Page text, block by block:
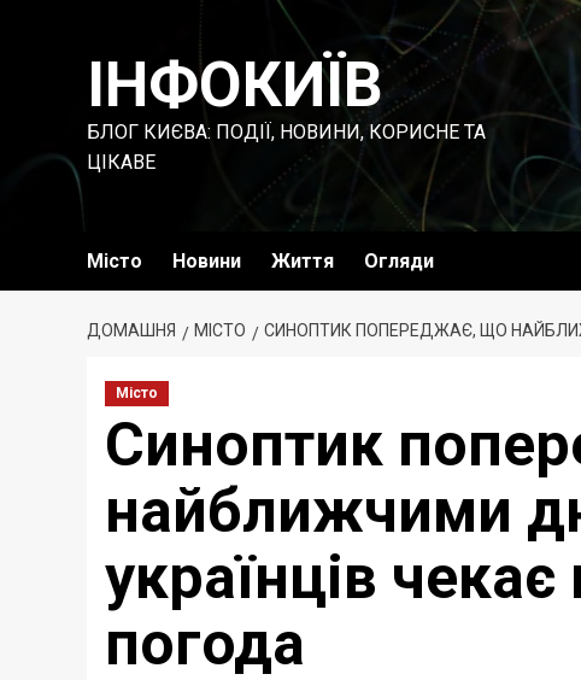
ІНФОКИЇВ
БЛОГ КИЄВА: ПОДІЇ, НОВИНИ, КОРИСНЕ ТА
ЦІКАВЕ
Місто Новини Життя Огляди
ДОМАШНЯ МІСТО СИНОПТИК ПОПЕРЕДЖАЄ, ЩО
Місто
Синоптик
найближчими
українців
погода